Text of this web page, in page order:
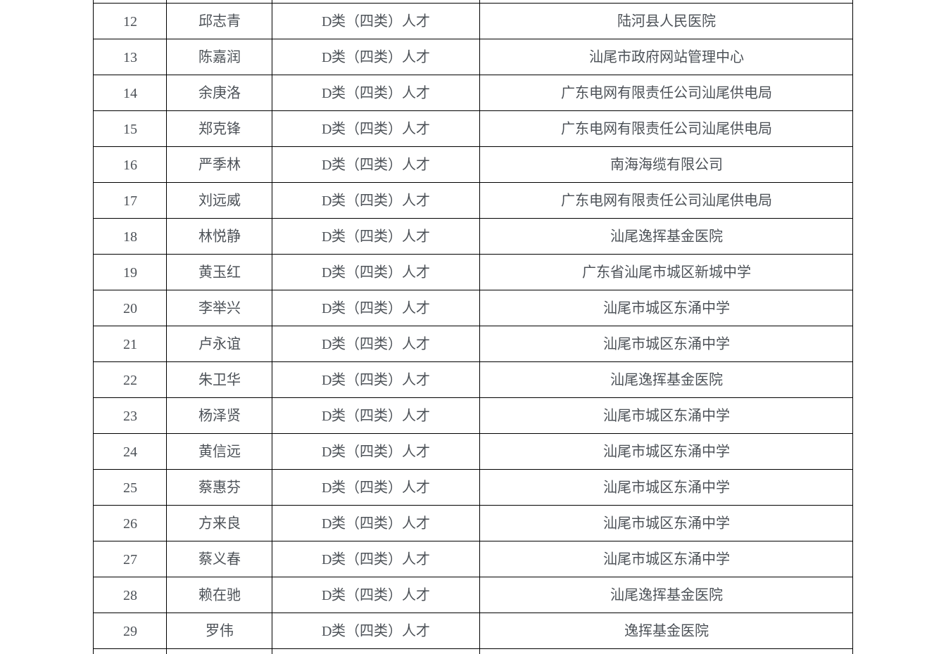
12 邱志青 D类（四类）人才 陆河县人民医院
13 陈嘉润 D类（四类）人才 汕尾市政府网站管理中心
14 余庚洛 D类（四类）人才 广东电网有限责任公司汕尾供电局
15 郑克锋 D类（四类）人才 广东电网有限责任公司汕尾供电局
16 严季林 D类（四类）人才 南海海缆有限公司
17 刘远威 D类（四类）人才 广东电网有限责任公司汕尾供电局
18 林悦静 D类（四类）人才 汕尾逸挥基金医院
19 黄玉红 D类（四类）人才 广东省汕尾市城区新城中学
20 李举兴 D类（四类）人才 汕尾市城区东涌中学
21 卢永谊 D类（四类）人才 汕尾市城区东涌中学
22 朱卫华 D类（四类）人才 汕尾逸挥基金医院
23 杨泽贤 D类（四类）人才 汕尾市城区东涌中学
24 黄信远 D类（四类）人才 汕尾市城区东涌中学
25 蔡惠芬 D类（四类）人才 汕尾市城区东涌中学
26 方来良 D类（四类）人才 汕尾市城区东涌中学
27 蔡义春 D类（四类）人才 汕尾市城区东涌中学
28 赖在驰 D类（四类）人才 汕尾逸挥基金医院
29 罗伟 D类（四类）人才 逸挥基金医院